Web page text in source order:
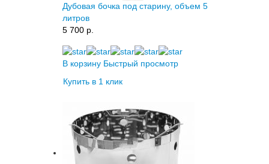
Дубовая бочка под старину, объем 5
литров
5 700 p.
В корзину Быстрый просмотр
Купить в 1 клик